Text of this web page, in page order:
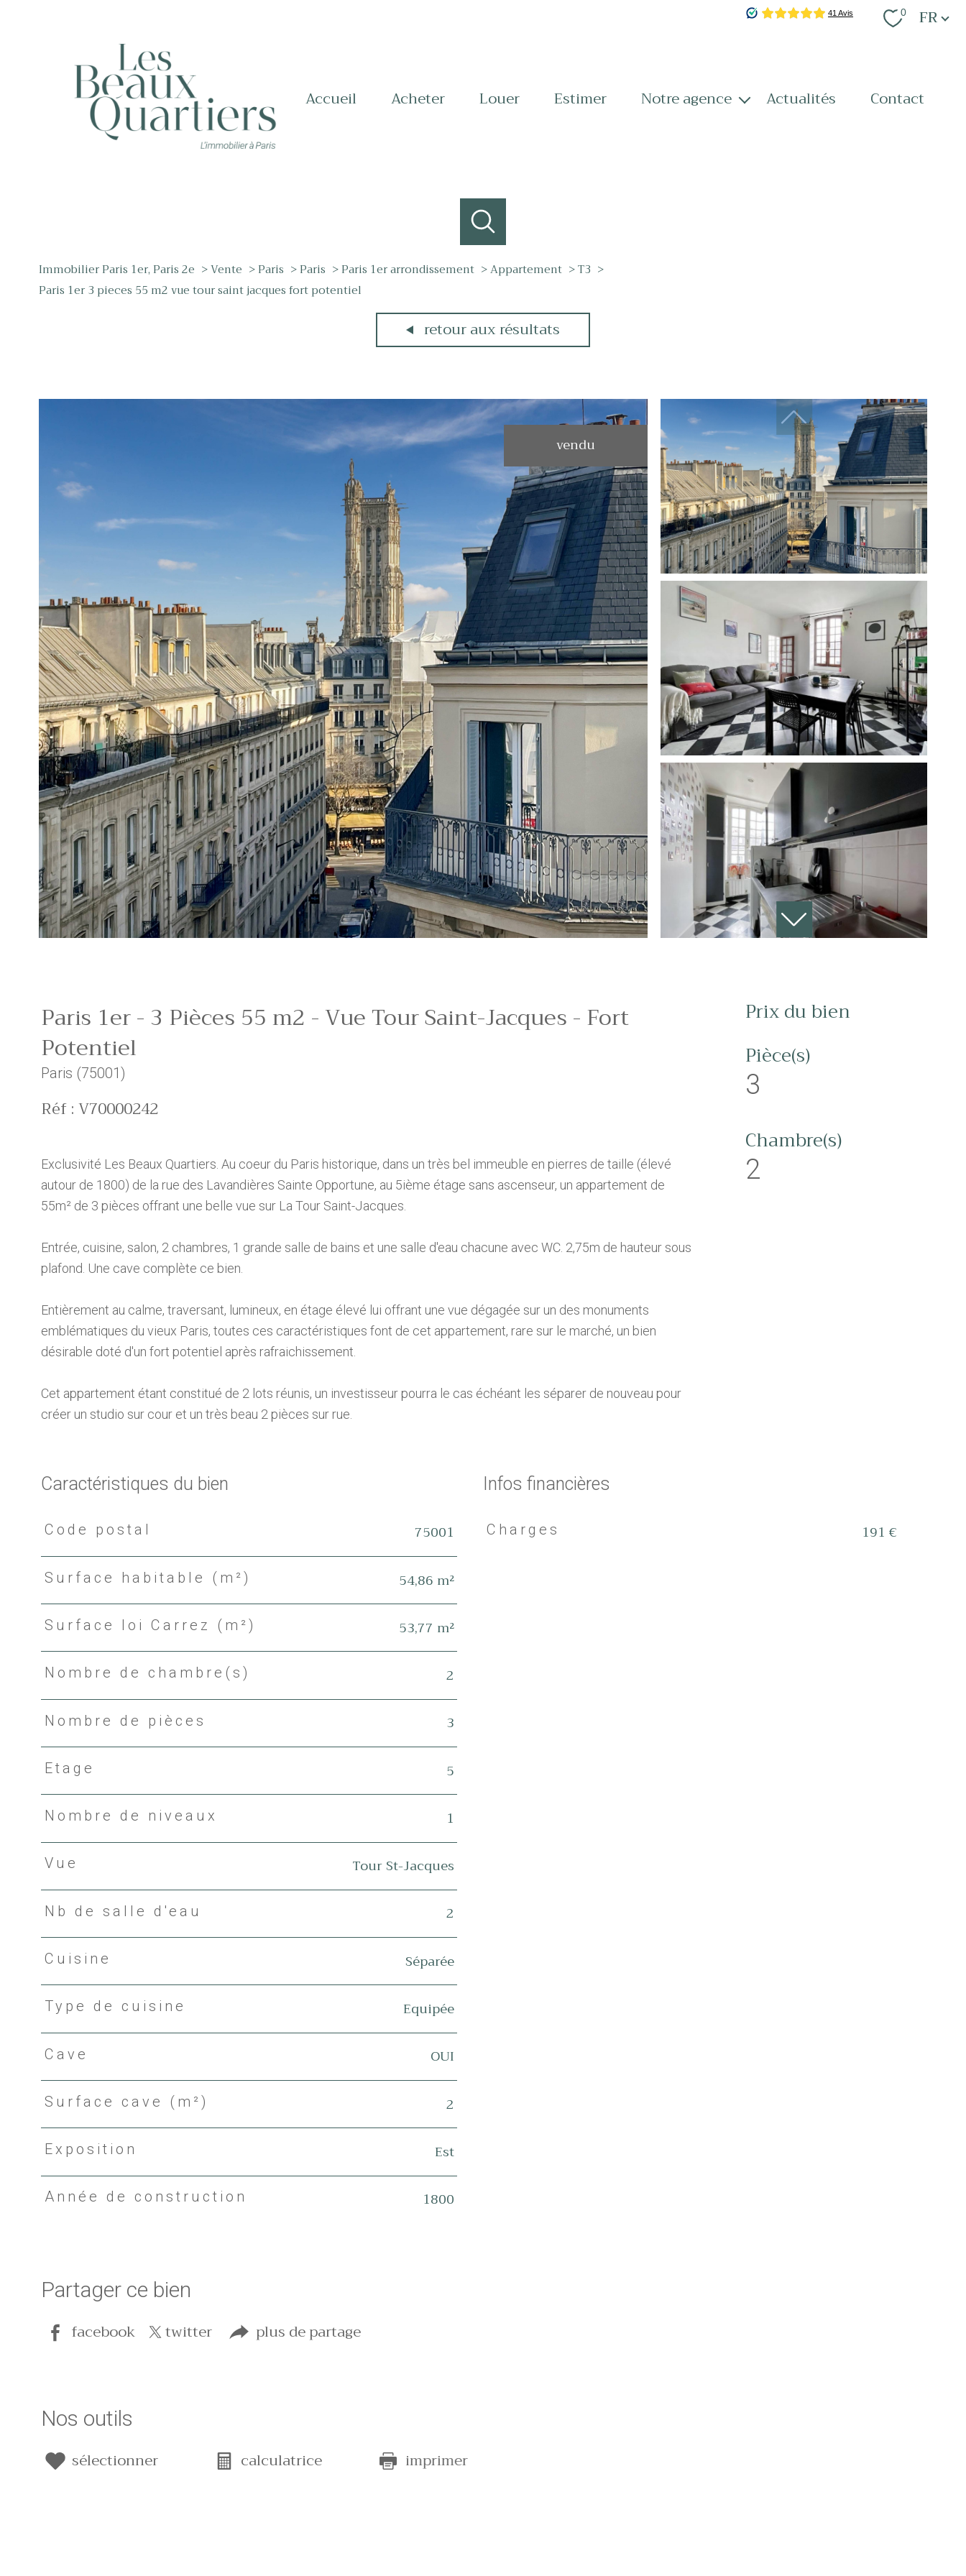
0 Langue
FR
accueil acheter louer estimer notre agence actualités contact
Immobilier Paris 1er, Paris 2e Vente Paris Paris Paris 1er arrondissement Appartement
T3
Paris 1er 3 pieces 55 m2 vue tour saint jacques fort potentiel
retour aux résultats
vendu
Paris 1er - 3 Pièces 55 m2 - Vue Tour Saint-Jacques - Fort
Potentiel
Paris (75001)
Réf : V70000242
Exclusivité Les Beaux Quartiers. Au coeur du Paris historique, dans un très bel immeuble en pierres de taille (élevé
autour de 1800) de la rue des Lavandières Sainte Opportune, au 5ième étage sans ascenseur, un appartement de
55m² de 3 pièces offrant une belle vue sur La Tour Saint-Jacques.
Entrée, cuisine, salon, 2 chambres, 1 grande salle de bains et une salle d'eau chacune avec WC. 2,75m de hauteur sous
plafond. Une cave complète ce bien.
Entièrement au calme, traversant, lumineux, en étage élevé lui offrant une vue dégagée sur un des monuments
emblématiques du vieux Paris, toutes ces caractéristiques font de cet appartement, rare sur le marché, un bien
désirable doté d'un fort potentiel après rafraichissement.
Cet appartement étant constitué de 2 lots réunis, un investisseur pourra le cas échéant les séparer de nouveau pour
créer un studio sur cour et un très beau 2 pièces sur rue.
Prix du bien
Pièce(s)
3
Chambre(s)
2
Caractéristiques du bien
Caractéristiques Valeurs
Code postal 75001
Surface habitable (m²) 54,86 m²
Surface loi Carrez (m²) 53,77 m²
Nombre de chambre(s) 2
Nombre de pièces 3
Etage 5
Nombre de niveaux 1
Vue Tour St-Jacques
Nb de salle d'eau 2
Cuisine Séparée
Type de cuisine Equipée
Cave OUI
Surface cave (m²) 2
Exposition Est
Année de construction 1800
Infos financières
Caractéristiques
Charges 191 €
Partager ce bien
facebook
twitter plus de partage
Nos outils
sélectionner
calculatrice imprimer